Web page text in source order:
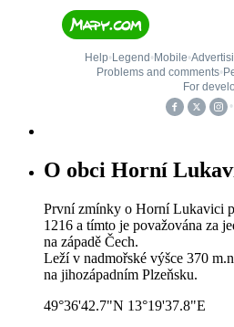
O obci Horní
První zmínky o Horní Lukavici
1216 a tímto je považována za
na západě Čech.
Leží v nadmořské výšce 370
na jihozápadním Plzeňsku.
49°36'42.7"N 13°19'37.8"E